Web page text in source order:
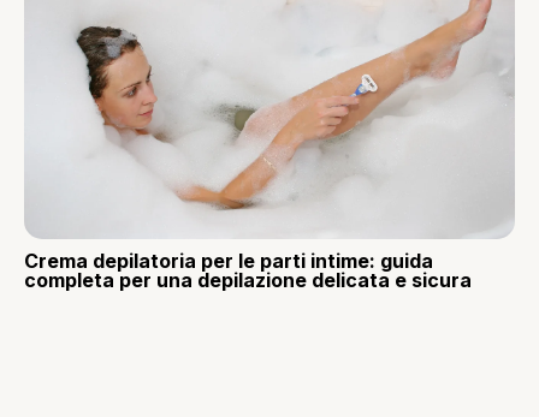
Crema depilatoria per le parti intime: guida
completa per una depilazione delicata e sicura